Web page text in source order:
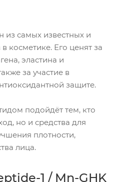
из самых известных и
косметике. Его ценят за
эластина и
за участие в
защите.
подойдёт тем, кто
но и средства для
плотности,
лица.
1 / Mn-GHK